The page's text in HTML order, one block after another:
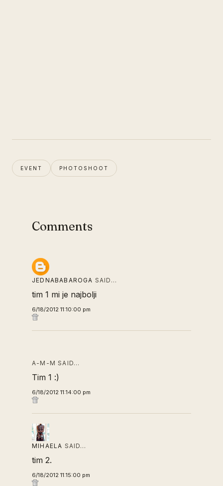
EVENT PHOTOSHOOT
Comments
JEDNABABAROGA SAID…
tim 1 mi je najbolji
6/18/2012 11:10:00 pm
A-M-M SAID…
Tim 1 :)
6/18/2012 11:14:00 pm
MIHAELA SAID…
tim 2.
6/18/2012 11:15:00 pm